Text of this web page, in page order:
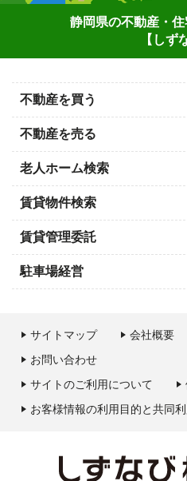
静岡県の不動産・
【しず
不動産を買う
不動産を売る
老人ホーム検索
賃貸物件検索
賃貸管理委託
駐車場経営
サイトマップ 会社概要
お問い合わせ
サイトのご利用について
お客様情報の利用目的と共同